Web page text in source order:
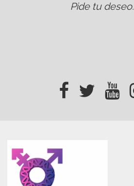
Pide tu deseo.